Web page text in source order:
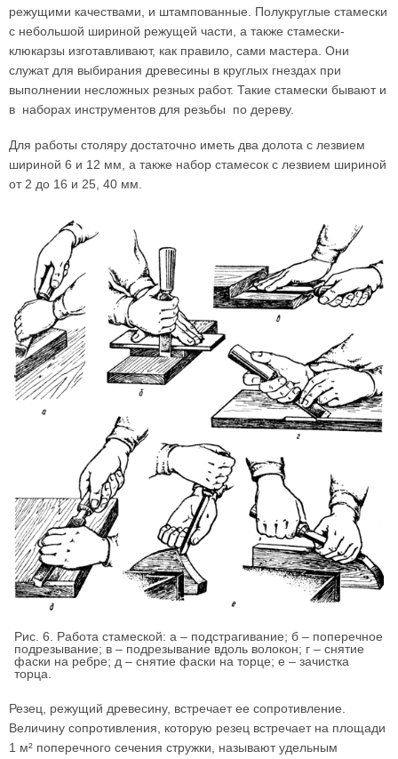
режущими качествами, и штампованные. Полукруглые стамески
с небольшой шириной режущей части, а также стамески-
клюкарзы изготавливают, как правило, сами мастера. Они
служат для выбирания древесины в круглых гнездах при
выполнении несложных резных работ. Такие стамески бывают и
в наборах инструментов для резьбы по дереву.
Для работы столяру достаточно иметь два долота с лезвием
шириной 6 и 12 мм, а также набор стамесок с лезвием шириной
от 2 до 16 и 25, 40 мм.
Рис. 6. Работа стамеской: а – подстрагивание; б – поперечное
подрезывание; в – подрезывание вдоль волокон; г – снятие
фаски на ребре; д – снятие фаски на торце; е – зачистка
торца.
Резец, режущий древесину, встречает ее сопротивление.
Величину сопротивления, которую резец встречает на площади
1 м² поперечного сечения стружки, называют удельным